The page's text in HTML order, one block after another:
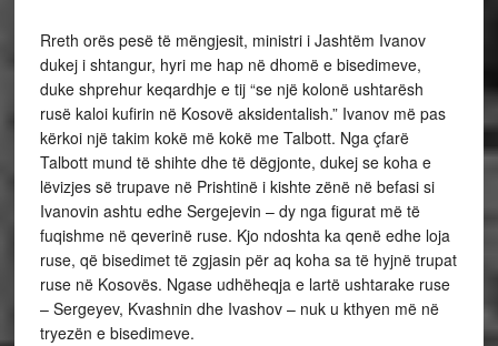
Rreth orës pesë të mëngjesit, ministri i Jashtëm Ivanov
dukej i shtangur, hyri me hap në dhomë e bisedimeve,
duke shprehur keqardhje e tij “se një kolonë ushtarësh
rusë kaloi kufirin në Kosovë aksidentalish.” Ivanov më pas
kërkoi një takim kokë më kokë me Talbott. Nga çfarë
Talbott mund të shihte dhe të dëgjonte, dukej se koha e
lëvizjes së trupave në Prishtinë i kishte zënë në befasi si
Ivanovin ashtu edhe Sergejevin – dy nga figurat më të
fuqishme në qeverinë ruse. Kjo ndoshta ka qenë edhe loja
ruse, që bisedimet të zgjasin për aq koha sa të hyjnë trupat
ruse në Kosovës. Ngase udhëheqja e lartë ushtarake ruse
– Sergeyev, Kvashnin dhe Ivashov – nuk u kthyen më në
tryezën e bisedimeve.